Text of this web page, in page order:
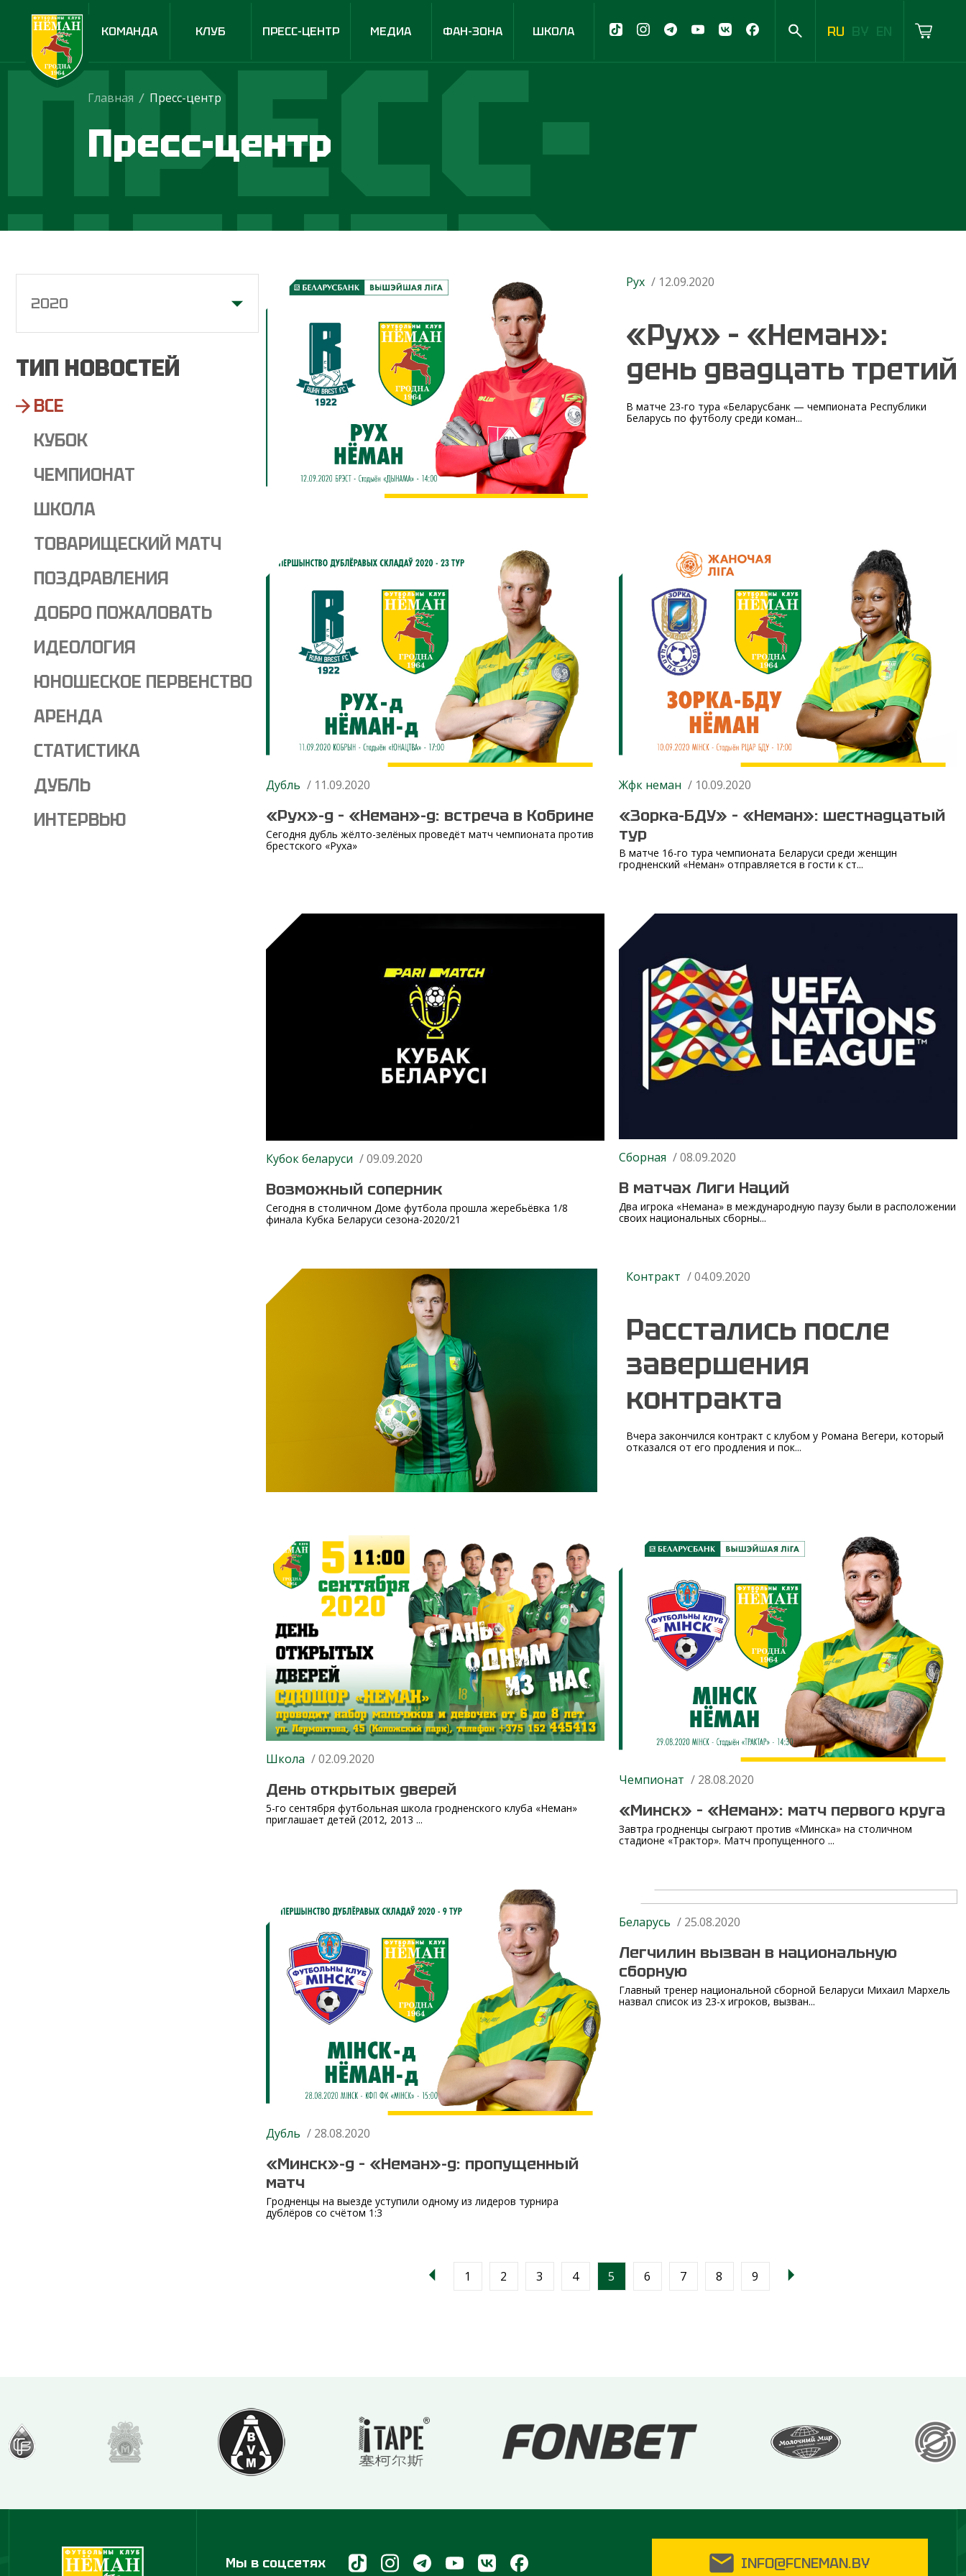
КОМАНДА КЛУБ ПРЕСС-ЦЕНТР МЕДИА ФАН-ЗОНА ШКОЛА RU BY EN
ПРЕСС-
ЦЕНТР
Главная / Пресс-центр
Пресс-центр
2020
ТИП НОВОСТЕЙ
ВСЕ
КУБОК
ЧЕМПИОНАТ
ШКОЛА
ТОВАРИЩЕСКИЙ МАТЧ
ПОЗДРАВЛЕНИЯ
ДОБРО ПОЖАЛОВАТЬ
ИДЕОЛОГИЯ
ЮНОШЕСКОЕ ПЕРВЕНСТВО
АРЕНДА
СТАТИСТИКА
ДУБЛЬ
ИНТЕРВЬЮ
Рух / 12.09.2020
«Рух» – «Неман»:
день двадцать третий
В матче 23-го тура «Беларусбанк — чемпионата Республики
Беларусь по футболу среди коман...
Дубль / 11.09.2020
«Рух»-д – «Неман»-д: встреча в Кобрине
Сегодня дубль жёлто-зелёных проведёт матч чемпионата против
брестского «Руха»
Жфк неман / 10.09.2020
«Зорка-БДУ» – «Неман»: шестнадцатый
тур
В матче 16-го тура чемпионата Беларуси среди женщин
гродненский «Неман» отправляется в гости к ст...
Кубок беларуси / 09.09.2020
Возможный соперник
Сегодня в столичном Доме футбола прошла жеребьёвка 1/8
финала Кубка Беларуси сезона-2020/21
Сборная / 08.09.2020
В матчах Лиги Наций
Два игрока «Немана» в международную паузу были в расположении
своих национальных сборны...
Контракт / 04.09.2020
Расстались после
завершения
контракта
Вчера закончился контракт с клубом у Романа Вегери, который
отказался от его продления и пок...
Школа / 02.09.2020
День открытых дверей
5-го сентября футбольная школа гродненского клуба «Неман»
приглашает детей (2012, 2013 ...
Чемпионат / 28.08.2020
«Минск» – «Неман»: матч первого круга
Завтра гродненцы сыграют против «Минска» на столичном
стадионе «Трактор». Матч пропущенного ...
Дубль / 28.08.2020
«Минск»-д – «Неман»-д: пропущенный
матч
Гродненцы на выезде уступили одному из лидеров турнира
дублёров со счётом 1:3
Беларусь / 25.08.2020
Легчилин вызван в национальную
сборную
Главный тренер национальной сборной Беларуси Михаил Мархель
назвал список из 23-х игроков, вызван...
1 2 3 4 5 6 7 8 9
Мы в соцсетях INFO@FCNEMAN.BY